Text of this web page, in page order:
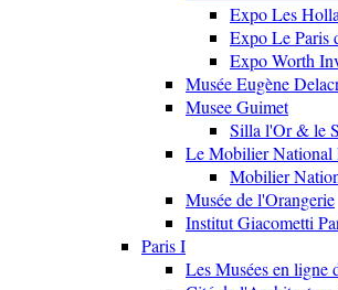
Expo Les
Expo Le Paris
Expo Worth
Musée Eugène
Musee Guimet
Silla l'Or & le
Le Mobilier National
Mobilier
Musée de l'Orangerie
Institut Giacometti
Paris I
Les Musées en ligne